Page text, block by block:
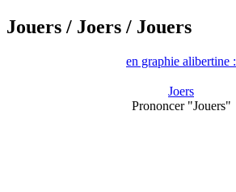
Jouers / Joers / Jouers
en graphie alibertine :
Joers
Prononcer "Jouers"